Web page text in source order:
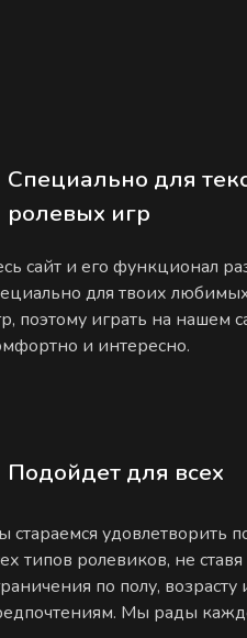
Специально для
ролевых игр
сайт и его функционал
для твоих
поэтому играть на нашем
и интересно.
Подойдет для всех
стараемся удовлетворить
типов ролевиков, не ставя
по полу, возрасту
Мы рады